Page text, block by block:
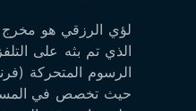
الرسوم المتحركة